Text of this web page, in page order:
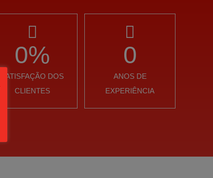
0%
SATISFAÇÃO DOS
CLIENTES
0
ANOS DE
EXPERIÊNCIA